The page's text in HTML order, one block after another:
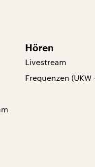
Hören
Livestream
Frequenzen (UKW